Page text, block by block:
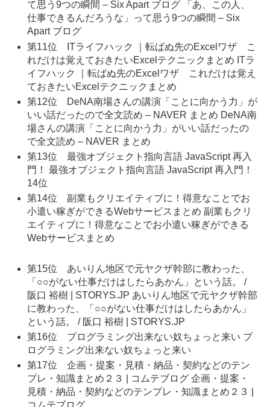
て思う9つの瞬間 – Six Apart ブログ 「あ、この人、
仕事できるんだろうな」って思う9つの瞬間 – Six
Apart ブログ
第11位 ITライフハック ｜転ばぬ先のExcelワザ こ
れだけは覚えておきたいExcelテクニックまとめ ITラ
イフハック ｜転ばぬ先のExcelワザ これだけは覚え
ておきたいExcelテクニックまとめ
第12位 DeNA南場さんの講演「ことに向かう力」が
いい話だったので全文読め – NAVER まとめ DeNA南
場さんの講演「ことに向かう力」がいい話だったの
で全文読め – NAVER まとめ
第13位 最強オブジェクト指向言語 JavaScript 再入
門！ 最強オブジェクト指向言語 JavaScript 再入門！
14位
第14位 副業もクリエイティブに！得意なことでお
小遣い稼ぎができるWebサービスまとめ 副業もクリ
エイティブに！得意なことでお小遣い稼ぎができる
Webサービスまとめ
第15位 あいりん地区で元ヤクザ幹部に教わった、
「○○がない仕事だけはしたらあかん」という話。 /
阪口 裕樹 | STORYS.JP あいりん地区で元ヤクザ幹部
に教わった、「○○がない仕事だけはしたらあかん」
という話。 / 阪口 裕樹 | STORYS.JP
第16位 プログラミング出来ない奴ちょっと来い プ
ログラミング出来ない奴ちょっと来い
第17位 企画・提案・見積・納品・契約などのテン
プレ・知識まとめ２３ | コムテブログ 企画・提案・
見積・納品・契約などのテンプレ・知識まとめ２３ |